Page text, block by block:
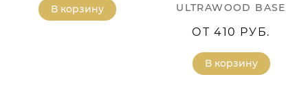
В корзину
ULTRAWOOD BASE
ОТ 410 РУБ.
В корзину